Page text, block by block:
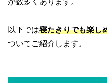
が数多くあります。
以下では寝たきりでも楽し
ついてご紹介します。